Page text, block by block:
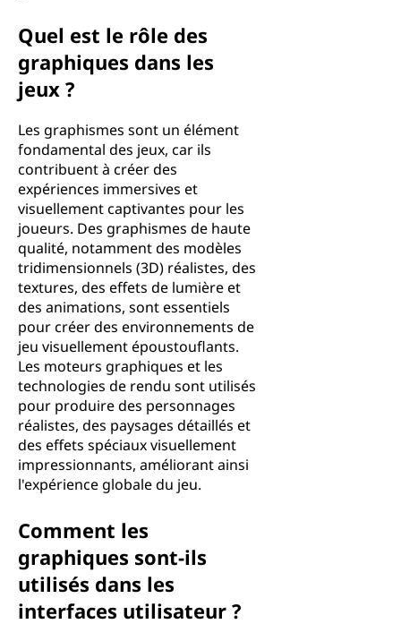
Quel est le rôle des
graphiques dans les
jeux ?
Les graphismes sont un élément
fondamental des jeux, car ils
contribuent à créer des
expériences immersives et
visuellement captivantes pour les
joueurs. Des graphismes de haute
qualité, notamment des modèles
tridimensionnels (3D) réalistes, des
textures, des effets de lumière et
des animations, sont essentiels
pour créer des environnements de
jeu visuellement époustouflants.
Les moteurs graphiques et les
technologies de rendu sont utilisés
pour produire des personnages
réalistes, des paysages détaillés et
des effets spéciaux visuellement
impressionnants, améliorant ainsi
l'expérience globale du jeu.
Comment les
graphiques sont-ils
utilisés dans les
interfaces utilisateur ?